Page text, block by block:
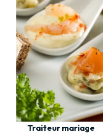
Traiteur mariage